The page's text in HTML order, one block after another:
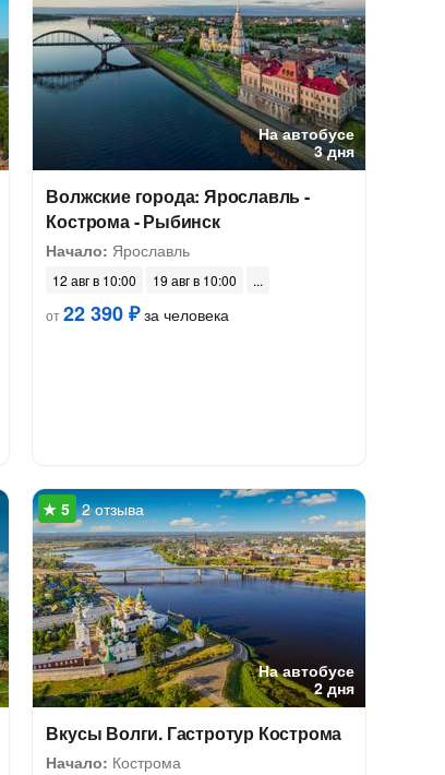
На автобусе
3 дня
Волжские города: Ярославль -
Кострома - Рыбинск
Начало: Ярославль
12 авг в 10:00
19 авг в 10:00
от22 390 ₽за человека
На автобусе
2 дня
2 отзыва
Вкусы Волги. Гастротур Кострома
Начало: Кострома